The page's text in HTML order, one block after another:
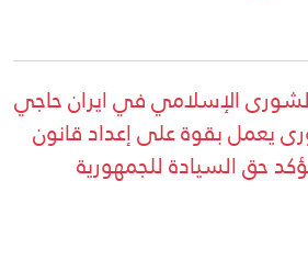
الإسلامي في ايران حاجي
يعمل بقوة على إعداد قانون
حق السيادة للجمهورية